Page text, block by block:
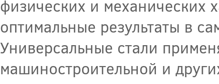
физических и механических
оптимальные результаты в
Универсальные стали
машиностроительной и